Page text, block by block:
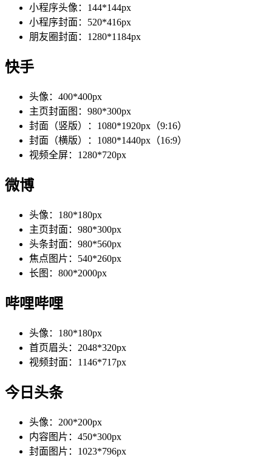
小程序头像：144*144px
小程序封面：520*416px
朋友圈封面：1280*1184px
快手
头像：400*400px
主页封面图：980*300px
封面（竖版）：1080*1920px（9:16）
封面（横版）：1080*1440px（16:9）
视频全屏：1280*720px
微博
头像：180*180px
主页封面：980*300px
头条封面：980*560px
焦点图片：540*260px
长图：800*2000px
哔哩哔哩
头像：180*180px
首页眉头：2048*320px
视频封面：1146*717px
今日头条
头像：200*200px
内容图片：450*300px
封面图片：1023*796px